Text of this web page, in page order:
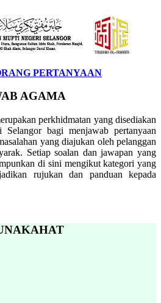
PERTANYAAN
AGAMA
perkhidmatan yang disediakan
bagi menjawab pertanyaan
yang diajukan oleh pelanggan
Setiap soalan dan jawapan yang
di sini mengikut kategori yang
rujukan dan panduan kepada